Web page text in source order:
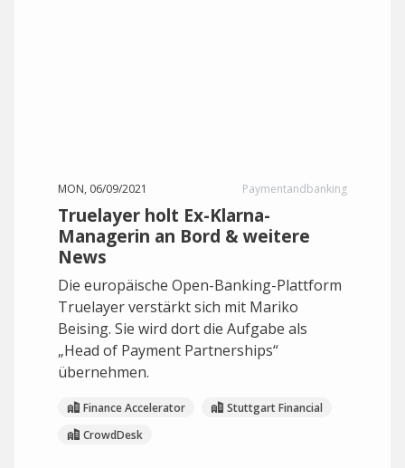
MON, 06/09/2021 Paymentandbanking
Truelayer holt Ex-Klarna-
Managerin an Bord & weitere
News
Die europäische Open-Banking-Plattform
Truelayer verstärkt sich mit Mariko
Beising. Sie wird dort die Aufgabe als
„Head of Payment Partnerships“
übernehmen.
Finance Accelerator
Stuttgart Financial
CrowdDesk